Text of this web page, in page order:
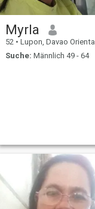
Myrla
52 • Lupon, Davao Oriental,
Suche: Männlich 49 - 64